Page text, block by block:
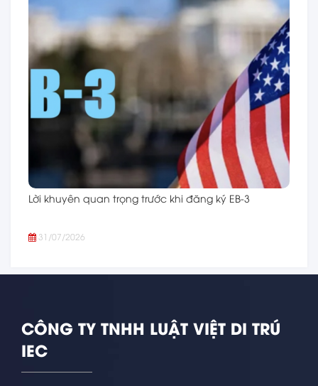
Lời khuyên quan trọng trước khi đăng ký EB-3
31/07/2026
CÔNG TY TNHH LUẬT VIỆT DI TRÚ
IEC